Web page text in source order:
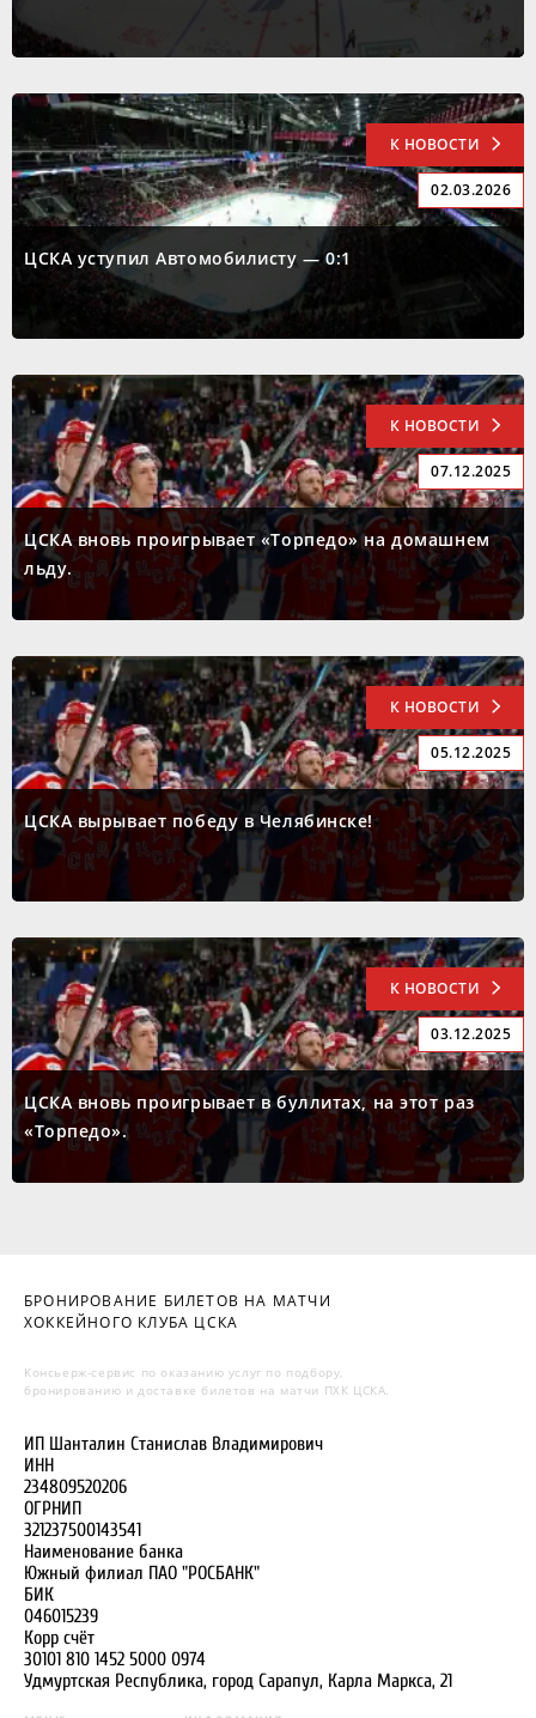
К НОВОСТИ
02.03.2026
ЦСКА уступил Автомобилисту — 0:1
К НОВОСТИ
07.12.2025
ЦСКА вновь проигрывает «Торпедо» на домашнем
льду.
К НОВОСТИ
05.12.2025
ЦСКА вырывает победу в Челябинске!
К НОВОСТИ
03.12.2025
ЦСКА вновь проигрывает в буллитах, на этот раз
«Торпедо».
БРОНИРОВАНИЕ БИЛЕТОВ НА МАТЧИ
ХОККЕЙНОГО КЛУБА ЦСКА
Консьерж-сервис по оказанию услуг по подбору,
бронированию и доставке билетов на матчи ПХК ЦСКА.
ИП Шанталин Станислав Владимирович
ИНН
234809520206
ОГРНИП
321237500143541
Наименование банка
Южный филиал ПАО "РОСБАНК"
БИК
046015239
Корр счёт
30101 810 1452 5000 0974
Удмуртская Республика, город Сарапул, Карла Маркса, 21